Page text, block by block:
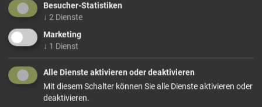
Grantna
Prettauer Kräuterwiese
Spirituose mit ca. 30%vol. Alkohol und wild gesammelten
Besucher-Statistiken
↓ 2 Dienste
Marketing
↓ 1 Dienst
Alle Dienste aktivieren oder deaktivieren
Mit diesem Schalter können Sie alle Dienste aktivieren oder
deaktivieren.